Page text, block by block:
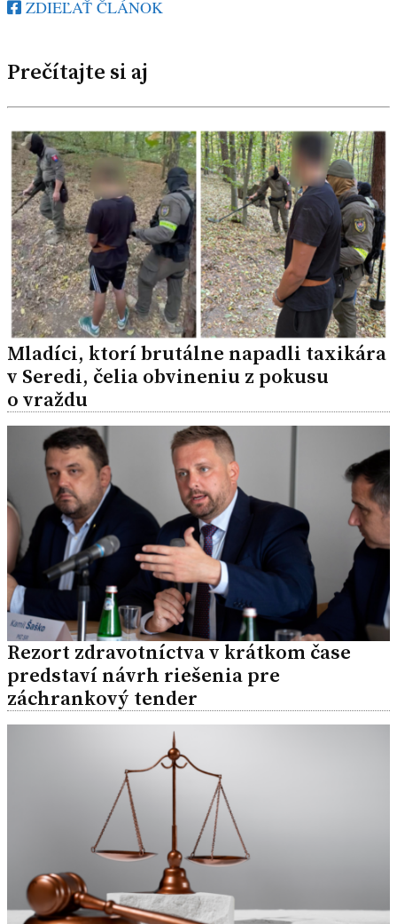
ZDIEĽAŤ ČLÁNOK
Prečítajte si aj
Mladíci, ktorí brutálne napadli taxikára
v Seredi, čelia obvineniu z pokusu
o vraždu
Rezort zdravotníctva v krátkom čase
predstaví návrh riešenia pre
záchrankový tender